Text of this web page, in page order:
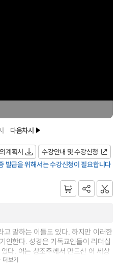
다음차시
계획서
수강안내 및 수강신청
발급을 위해서는 수강신청이 필요합니다
고 말하는 이들도 있다. 하지만 이러한
인한다. 성경은 기독교인들이 리더십
다. 이는 창조주께서 만드신 이 세상
더보기